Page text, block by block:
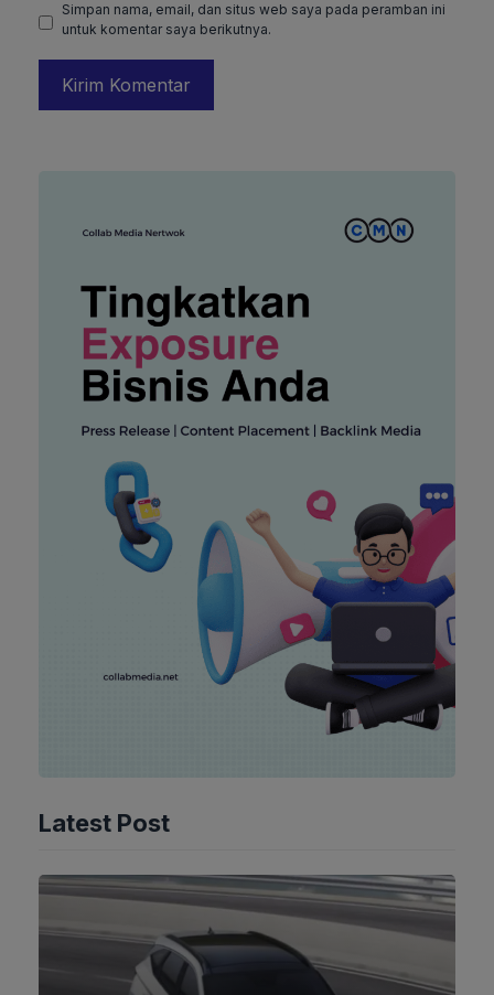
Simpan nama, email, dan situs web saya pada peramban ini
untuk komentar saya berikutnya.
Latest Post